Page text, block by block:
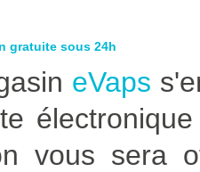
gratuite sous 24h
eVaps
vous sera